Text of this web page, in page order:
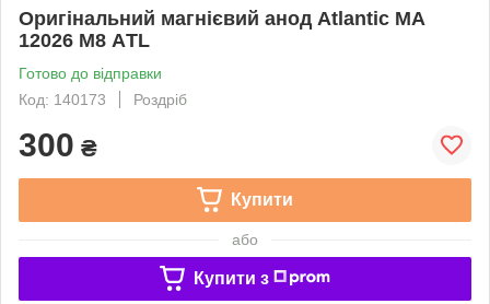
Оригінальний магнієвий анод Atlantic МА
12026 М8 АTL
Готово до відправки
Код: 140173
Роздріб
300 ₴
Купити
або
Купити з